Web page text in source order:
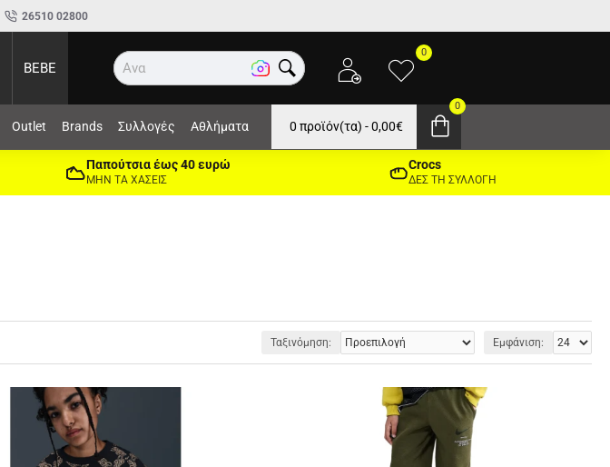
26510 02800
BEBE Αναζήτηση...
0
Outlet Brands Συλλογές Αθλήματα 0 προϊόν(τα) - 0,00€
0
Παπούτσια έως 40 ευρώ
ΜΗΝ ΤΑ ΧΑΣΕΙΣ
Crocs
ΔΕΣ ΤΗ ΣΥΛΛΟΓΗ
Ταξινόμηση: Εμφάνιση: